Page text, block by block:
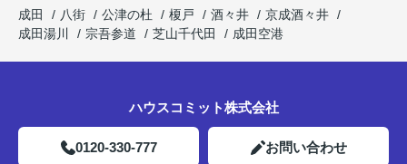
成田
八街 公津の杜 榎戸 酒々井
京成酒々井
成田湯川
宗吾参道 芝山千代田 成田空港
ハウスコミット株式会社
0120-330-777 お問い合わせ